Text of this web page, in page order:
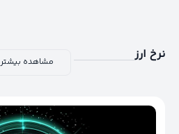
نرخ ارز مشاهده بیشتر